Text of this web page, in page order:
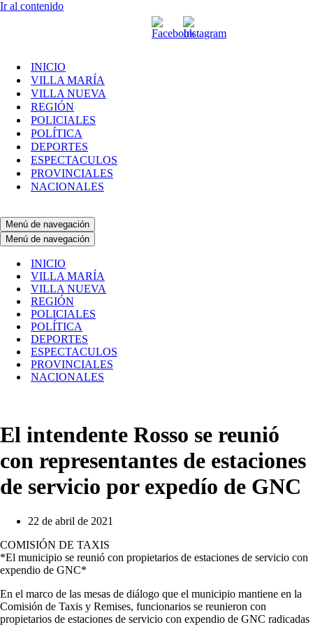
Ir al contenido
INICIO
VILLA MARÍA
VILLA NUEVA
REGIÓN
POLICIALES
POLÍTICA
DEPORTES
ESPECTACULOS
PROVINCIALES
NACIONALES
Menú de navegación
Menú de navegación
INICIO
VILLA MARÍA
VILLA NUEVA
REGIÓN
POLICIALES
POLÍTICA
DEPORTES
ESPECTACULOS
PROVINCIALES
NACIONALES
El intendente Rosso se reunió
con representantes de estaciones
de servicio por expedío de GNC
22 de abril de 2021
COMISIÓN DE TAXIS
*El municipio se reunió con propietarios de estaciones de servicio con
expendio de GNC*
En el marco de las mesas de diálogo que el municipio mantiene en la
Comisión de Taxis y Remises, funcionarios se reunieron con
propietarios de estaciones de servicio con expendio de GNC radicadas